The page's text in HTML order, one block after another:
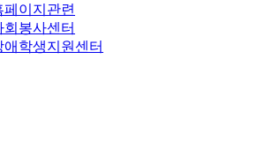
페이지관련
회봉사센터
애학생지원센터